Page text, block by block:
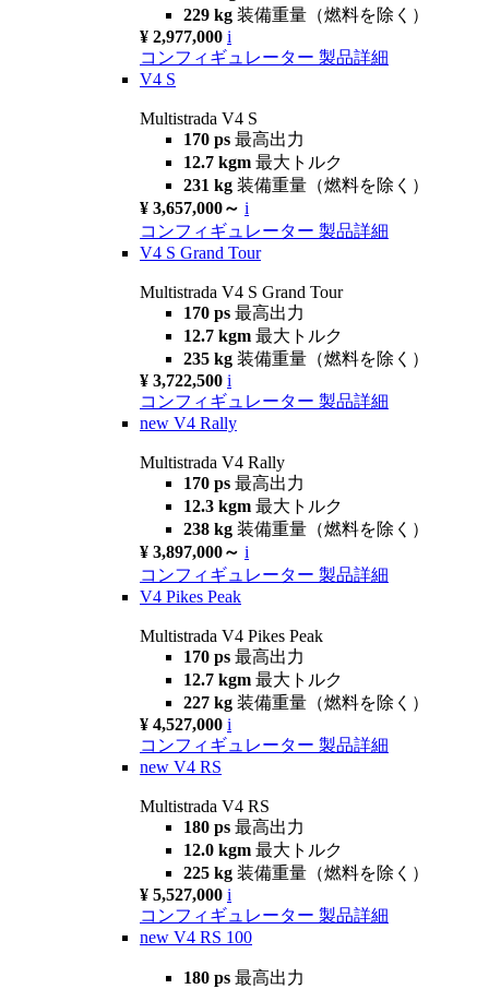
229 kg 装備重量（燃料を除く）
¥ 2,977,000 i
コンフィギュレーター 製品詳細
V4 S
Multistrada V4 S
170 ps 最高出力
12.7 kgm 最大トルク
231 kg 装備重量（燃料を除く）
¥ 3,657,000～ i
コンフィギュレーター 製品詳細
V4 S Grand Tour
Multistrada V4 S Grand Tour
170 ps 最高出力
12.7 kgm 最大トルク
235 kg 装備重量（燃料を除く）
¥ 3,722,500 i
コンフィギュレーター 製品詳細
new V4 Rally
Multistrada V4 Rally
170 ps 最高出力
12.3 kgm 最大トルク
238 kg 装備重量（燃料を除く）
¥ 3,897,000～ i
コンフィギュレーター 製品詳細
V4 Pikes Peak
Multistrada V4 Pikes Peak
170 ps 最高出力
12.7 kgm 最大トルク
227 kg 装備重量（燃料を除く）
¥ 4,527,000 i
コンフィギュレーター 製品詳細
new V4 RS
Multistrada V4 RS
180 ps 最高出力
12.0 kgm 最大トルク
225 kg 装備重量（燃料を除く）
¥ 5,527,000 i
コンフィギュレーター 製品詳細
new V4 RS 100
180 ps 最高出力